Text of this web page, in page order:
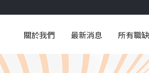
關於我們 最新消息 所有職缺